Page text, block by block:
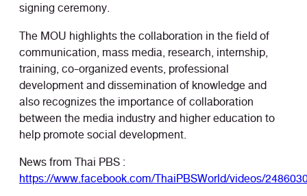
signing ceremony.
The MOU highlights the collaboration in the field of
communication, mass media, research, internship,
training, co-organized events, professional
development and dissemination of knowledge and
also recognizes the importance of collaboration
between the media industry and higher education to
help promote social development.
News from Thai PBS :
https://www.facebook.com/ThaiPBSWorld/videos/